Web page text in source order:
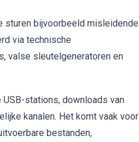
sturen bijvoorbeeld misleidende
via technische
valse sleutelgeneratoren en
stations, downloads van
kanalen. Het komt vaak voor
bestanden,